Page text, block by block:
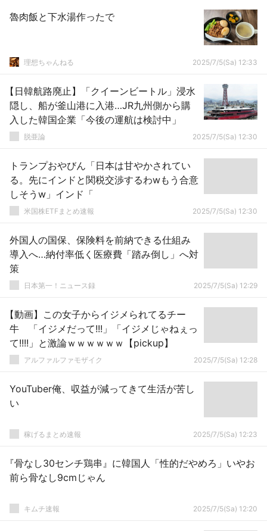
魯肉飯と下水湯作ったで
理想ちゃんねる 2025/7/5(Sa) 12:33
【日韓航路廃止】「クイーンビートル」浸水
隠し、船が釜山港に入港…JR九州側から購
入した韓国企業「今後の運航は検討中」
脱亜論 2025/7/5(Sa) 12:30
トランプおやびん「日本は甘やかされてい
る。先にインドと関税交渉するわwもう合意
しそうw」インド「
米国株ETFまとめ速報 2025/7/5(Sa) 12:30
外国人の国保、保険料を前納できる仕組み
導入へ…納付率低く医療費「踏み倒し」へ対
策
日本第一！ニュース録 2025/7/5(Sa) 12:29
【動画】この女子からイジメられてるチー
牛 「イジメだって!!︎!」「イジメじゃねぇっ
て!!︎!!︎」と激論ｗｗｗｗｗｗ【pickup】
アルファルファモザイク 2025/7/5(Sa) 12:28
YouTuber俺、収益が減ってきて生活が苦し
い
稼げるまとめ速報 2025/7/5(Sa) 12:23
『骨なし30センチ鶏串』に韓国人「性的だやめろ」いやお
前ら骨なし9cmじゃん
キムチ速報 2025/7/5(Sa) 12:20